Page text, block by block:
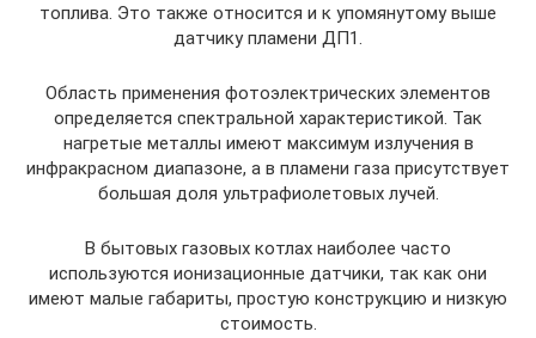
топлива. Это также относится и к упомянутому выше
датчику пламени ДП1.
Область применения фотоэлектрических элементов
определяется спектральной характеристикой. Так
нагретые металлы имеют максимум излучения в
инфракрасном диапазоне, а в пламени газа присутствует
большая доля ультрафиолетовых лучей.
В бытовых газовых котлах наиболее часто
используются ионизационные датчики, так как они
имеют малые габариты, простую конструкцию и низкую
стоимость.